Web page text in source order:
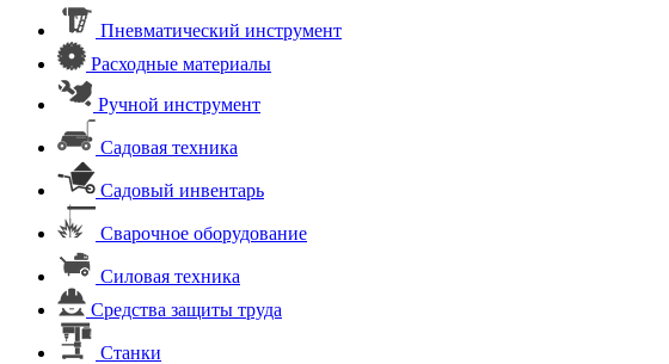
Пневматический инструмент
Расходные материалы
Ручной инструмент
Садовая техника
Садовый инвентарь
Сварочное оборудование
Силовая техника
Средства защиты труда
Станки